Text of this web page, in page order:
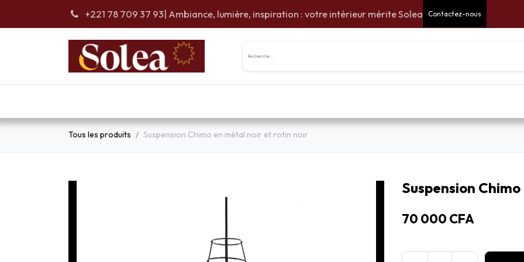
+221 78 709 37 93| Ambiance, lumière, inspiration : votre intérieur mérite Solea Contactez-nous
Tous les produits Suspension Chimo en métal noir et rotin noir
Suspension
70 000 CFA